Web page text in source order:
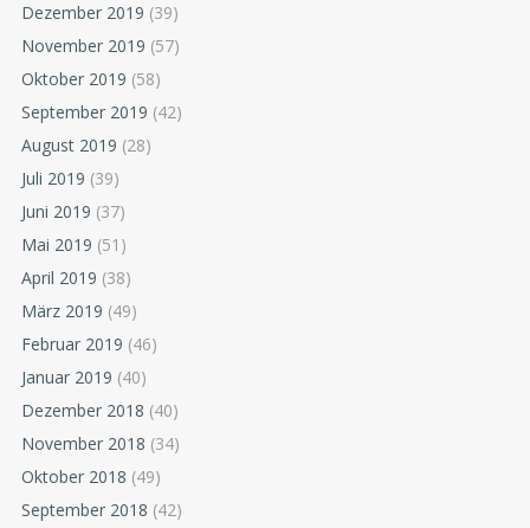
Dezember 2019 (39)
November 2019 (57)
Oktober 2019 (58)
September 2019 (42)
August 2019 (28)
Juli 2019 (39)
Juni 2019 (37)
Mai 2019 (51)
April 2019 (38)
März 2019 (49)
Februar 2019 (46)
Januar 2019 (40)
Dezember 2018 (40)
November 2018 (34)
Oktober 2018 (49)
September 2018 (42)